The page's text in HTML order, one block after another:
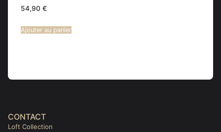
54,90 €
Ajouter au panier
CONTACT
Loft Collection